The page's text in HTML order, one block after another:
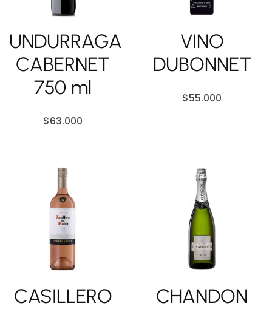
UNDURRAGA
CABERNET
750 ml
$63.000
VINO
DUBONNET
$55.000
CASILLERO
CHANDON